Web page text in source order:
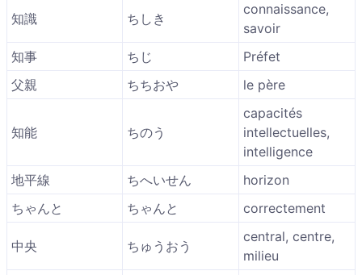
知識 ちしき
connaissance,
savoir
知事
ちじ
Préfet
父親
ちちおや le père
知能 ちのう
capacités
intellectuelles,
intelligence
地平線
ちへいせん
horizon
ちゃんと
ちゃんと correctement
中央 ちゅうおう
central, centre,
milieu